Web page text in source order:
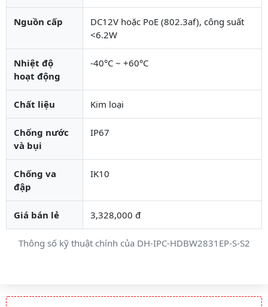
Thông số kỹ thuật chính của DH-IPC-HDBW2831EP-S-S2
Nguồn cấp
DC12V hoặc PoE (802.3af), công suất
<6.2W
Nhiệt độ
hoạt động
-40°C ~ +60°C
Chất liệu Kim loại
Chống nước
và bụi
IP67
Chống va
đập
IK10
Giá bán lẻ 3,328,000 đ